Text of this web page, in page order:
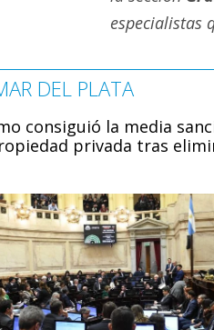
especialistas
DEL PLATA
consiguió la media
privada tras